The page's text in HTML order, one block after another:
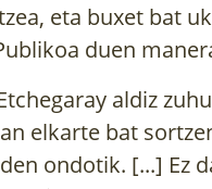
eta buxet bat
duen
aldiz
elkarte bat
ondotik. [...] Ez